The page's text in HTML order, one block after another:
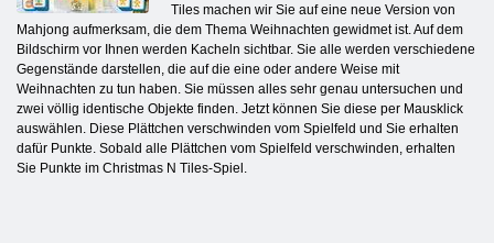
Tiles machen wir Sie auf eine neue Version von
Mahjong aufmerksam, die dem Thema Weihnachten gewidmet ist. Auf dem
Bildschirm vor Ihnen werden Kacheln sichtbar. Sie alle werden verschiedene
Gegenstände darstellen, die auf die eine oder andere Weise mit
Weihnachten zu tun haben. Sie müssen alles sehr genau untersuchen und
zwei völlig identische Objekte finden. Jetzt können Sie diese per Mausklick
auswählen. Diese Plättchen verschwinden vom Spielfeld und Sie erhalten
dafür Punkte. Sobald alle Plättchen vom Spielfeld verschwinden, erhalten
Sie Punkte im Christmas N Tiles-Spiel.